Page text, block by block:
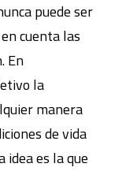
puede ser
cuenta las
En
la
manera
de vida
idea es la que